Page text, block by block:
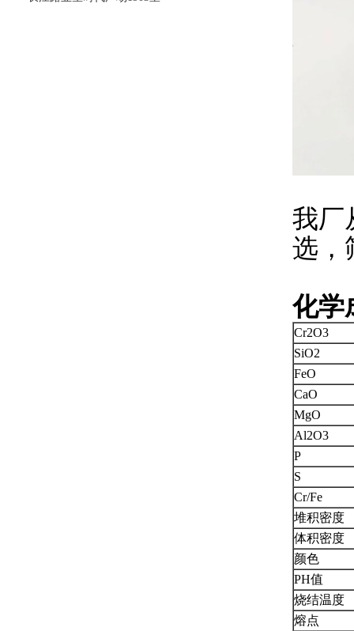
我厂
选，
化学
Cr2O3
SiO2
FeO
CaO
MgO
Al2O3
P
S
Cr/Fe
堆积密度
体积密度
颜色
PH值
烧结温度
熔点